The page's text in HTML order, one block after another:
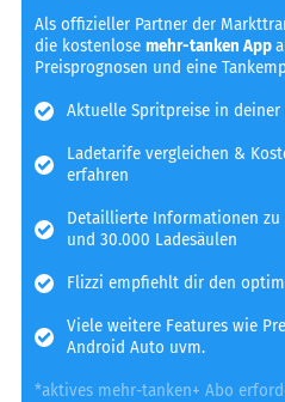
Als offizieller Partner der
die kostenlosemehr-tanken App
Preisprognosen und eine
Aktuelle Spritpreise in deiner
Ladetarife vergleichen &
erfahren
Detaillierte Informationen zu
und 30.000 Ladesäulen
Flizzi empfiehlt dir den
Viele weitere Features wie
Android Auto uvm.
*aktives mehr-tanken+ Abo